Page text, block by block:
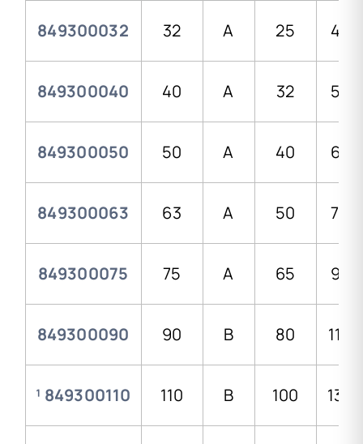
849300032 32 A 25 43,0
849300040 40 A 32 52,0
849300050 50 A 40 62,5
849300063 63 A 50 78,0
849300075 75 A 65 92,0
849300090 90 B 80
¹ 849300110 110 B 100